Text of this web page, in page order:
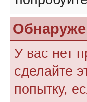
У вас нет
сделайте
попытку,